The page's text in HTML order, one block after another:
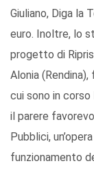
Giuliano, Diga la
euro. Inoltre, lo
progetto di
Alonia
cui sono in
il parere
Pubblici,
funzionamento